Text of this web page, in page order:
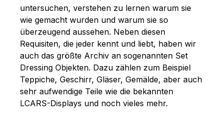
untersuchen, verstehen zu lernen warum sie
wie gemacht wurden und warum sie so
überzeugend aussehen. Neben diesen
Requisiten, die jeder kennt und liebt, haben wir
auch das größte Archiv an sogenannten Set
Dressing Objekten. Dazu zählen zum Beispiel
Teppiche, Geschirr, Gläser, Gemälde, aber auch
sehr aufwendige Teile wie die bekannten
LCARS-Displays und noch vieles mehr.